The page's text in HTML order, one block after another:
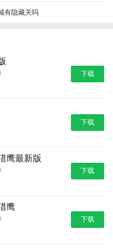
有隐藏关吗
下载
下载
鹰最新版
下载
鹰
下载